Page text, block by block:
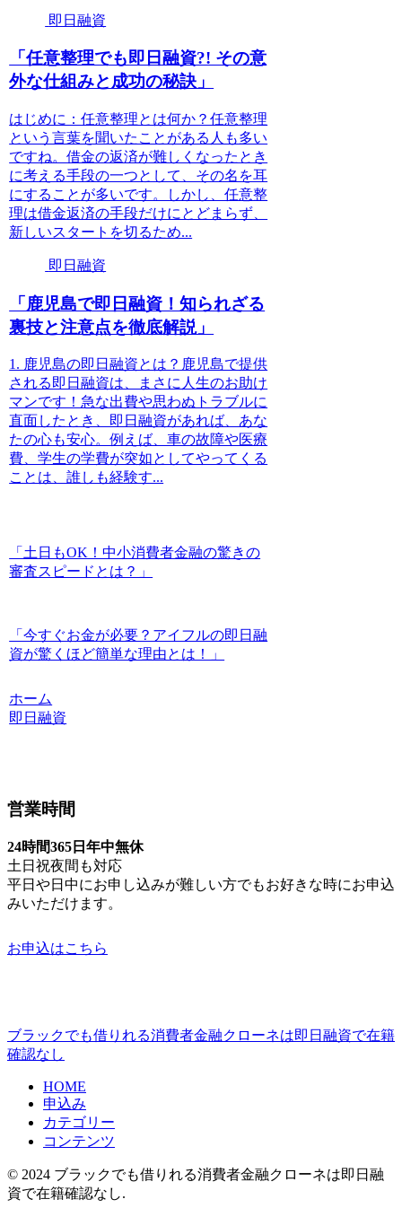
即日融資
「任意整理でも即日融資?! その意
外な仕組みと成功の秘訣」
はじめに：任意整理とは何か？任意整理
という言葉を聞いたことがある人も多い
ですね。借金の返済が難しくなったとき
に考える手段の一つとして、その名を耳
にすることが多いです。しかし、任意整
理は借金返済の手段だけにとどまらず、
新しいスタートを切るため...
即日融資
「鹿児島で即日融資！知られざる
裏技と注意点を徹底解説」
1. 鹿児島の即日融資とは？鹿児島で提供
される即日融資は、まさに人生のお助け
マンです！急な出費や思わぬトラブルに
直面したとき、即日融資があれば、あな
たの心も安心。例えば、車の故障や医療
費、学生の学費が突如としてやってくる
ことは、誰しも経験す...
「土日もOK！中小消費者金融の驚きの
審査スピードとは？」
「今すぐお金が必要？アイフルの即日融
資が驚くほど簡単な理由とは！」
ホーム
即日融資
営業時間
24時間365日年中無休
土日祝夜間も対応
平日や日中にお申し込みが難しい方でもお好きな時にお申込
みいただけます。
お申込はこちら
ブラックでも借りれる消費者金融クローネは即日融資で在籍
確認なし
HOME
申込み
カテゴリー
コンテンツ
© 2024 ブラックでも借りれる消費者金融クローネは即日融
資で在籍確認なし.